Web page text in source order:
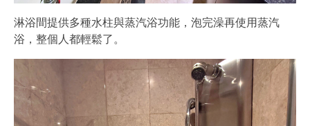
淋浴間提供多種水柱與蒸汽浴功能，泡完澡再使用蒸汽
浴，整個人都輕鬆了。